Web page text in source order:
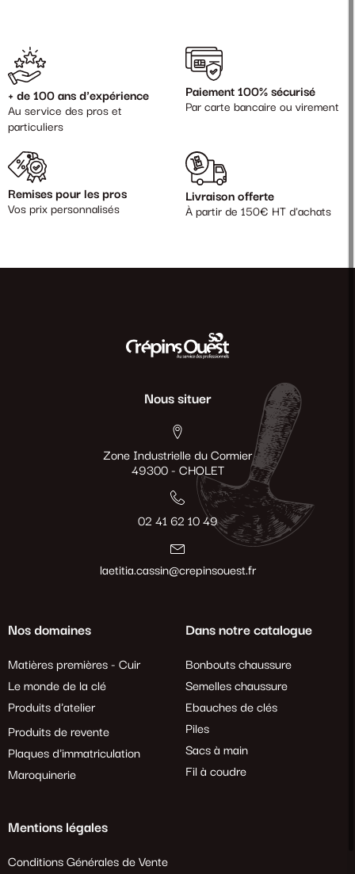
+ de 100 ans d'expérience
Au service des pros et
particuliers
Paiement 100% sécurisé
Par carte bancaire ou virement
Remises pour les pros
Vos prix personnalisés
Livraison offerte
À partir de 150€ HT d'achats
Nous situer
Zone Industrielle du Cormier
49300 - CHOLET
02 41 62 10 49
laetitia.cassin@crepinsouest.fr
Nos domaines
Matières premières - Cuir
Le monde de la clé
Produits d'atelier
Produits de revente
Plaques d'immatriculation
Maroquinerie
Dans notre catalogue
Bonbouts chaussure
Semelles chaussure
Ebauches de clés
Piles
Sacs à main
Fil à coudre
Mentions légales
Conditions Générales de Vente